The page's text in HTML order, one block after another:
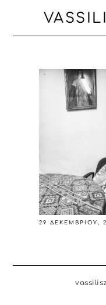
29 ΔΕΚΕΜΒΡΊΟΥ,